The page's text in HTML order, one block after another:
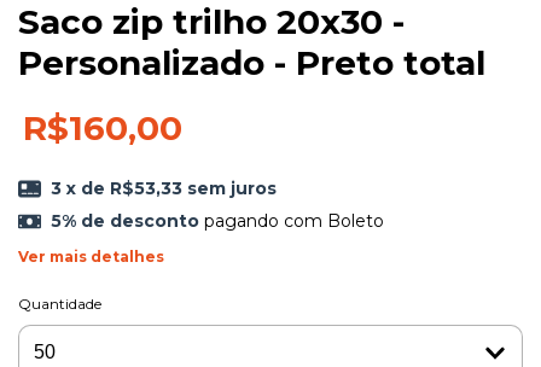
Saco zip trilho 20x30 -
Personalizado - Preto total
R$160,00
3 x de R$53,33 sem juros
5% de descontopagando com Boleto
Ver mais detalhes
Quantidade